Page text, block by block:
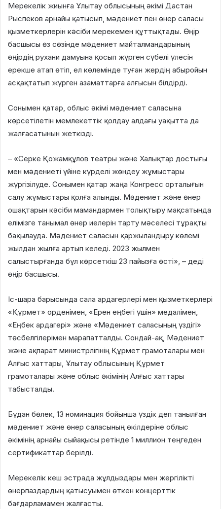
Мерекелік жиынға Ұлытау облысының әкімі Дастан
Рыспеков арнайы қатысып, мәдениет пен өнер саласы
қызметкерлерін кәсіби мерекемен құттықтады. Өңір
басшысы өз сөзінде мәдениет майталмандарының
өңірдің рухани дамуына қосып жүрген сүбелі үлесін
ерекше атап өтіп, ел көлемінде туған жердің абыройын
асқақтатып жүрген азаматтарға алғысын білдірді.
Сонымен қатар, облыс әкімі мәдениет саласына
көрсетілетін мемлекеттік қолдау алдағы уақытта да
жалғасатынын жеткізді.
– «Серке Қожамқұлов театры және Халықтар достығы
мен мәдениеті үйіне күрделі жөндеу жұмыстары
жүргізілуде. Сонымен қатар жаңа Конгресс орталығын
салу жұмыстары қолға алынды. Мәдениет және өнер
ошақтарын кәсіби мамандармен толықтыру мақсатында
елімізге танымал өнер иелерін тарту мәселесі тұрақты
бақылауда. Мәдениет саласын қаржыландыру көлемі
жылдан жылға артып келеді. 2023 жылмен
салыстырғанда бұл көрсеткіш 23 пайызға өсті», – деді
өңір басшысы.
Іс-шара барысында сала ардагерлері мен қызметкерлері
«Құрмет» орденімен, «Ерен еңбегі үшін» медалімен,
«Еңбек ардагері» және «Мәдениет саласының үздігі»
төсбелгілерімен марапатталды. Сондай-ақ, Мәдениет
және ақпарат министрлігінің Құрмет грамоталары мен
Алғыс хаттары, Ұлытау облысының Құрмет
грамоталары және облыс әкімінің Алғыс хаттары
табысталды.
Бұдан бөлек, 13 номинация бойынша үздік деп танылған
мәдениет және өнер саласының өкілдеріне облыс
әкімінің арнайы сыйақысы ретінде 1 миллион теңгеден
сертификаттар берілді.
Мерекелік кеш эстрада жұлдыздары мен жергілікті
өнерпаздардың қатысуымен өткен концерттік
бағдарламамен жалғасты.